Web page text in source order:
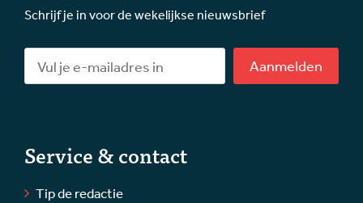
Schrijf je in voor de wekelijkse nieuwsbrief
Aanmelden
Service & contact
Tip de redactie